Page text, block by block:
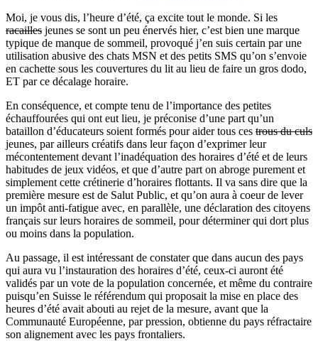
Moi, je vous dis, l’heure d’été, ça excite tout le monde. Si les
racailles jeunes se sont un peu énervés hier, c’est bien une marque
typique de manque de sommeil, provoqué j’en suis certain par une
utilisation abusive des chats MSN et des petits SMS qu’on s’envoie
en cachette sous les couvertures du lit au lieu de faire un gros dodo,
ET par ce décalage horaire.
En conséquence, et compte tenu de l’importance des petites
échauffourées qui ont eut lieu, je préconise d’une part qu’un
bataillon d’éducateurs soient formés pour aider tous ces trous du culs
jeunes, par ailleurs créatifs dans leur façon d’exprimer leur
mécontentement devant l’inadéquation des horaires d’été et de leurs
habitudes de jeux vidéos, et que d’autre part on abroge purement et
simplement cette crétinerie d’horaires flottants. Il va sans dire que la
première mesure est de Salut Public, et qu’on aura à coeur de lever
un impôt anti-fatigue avec, en parallèle, une déclaration des citoyens
français sur leurs horaires de sommeil, pour déterminer qui dort plus
ou moins dans la population.
Au passage, il est intéressant de constater que dans aucun des pays
qui aura vu l’instauration des horaires d’été, ceux-ci auront été
validés par un vote de la population concernée, et même du contraire
puisqu’en Suisse le référendum qui proposait la mise en place des
heures d’été avait abouti au rejet de la mesure, avant que la
Communauté Européenne, par pression, obtienne du pays réfractaire
son alignement avec les pays frontaliers.